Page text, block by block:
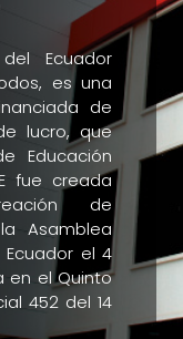
Ecuador
es una
de
lucro, que
Educación
fue creada
de
Asamblea
el 4
en el Quinto
452 del 14